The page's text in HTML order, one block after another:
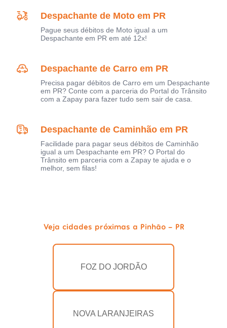
Despachante de Moto em PR
Pague seus débitos de Moto igual a um
Despachante em PR em até 12x!
Despachante de Carro em PR
Precisa pagar débitos de Carro em um Despachante
em PR? Conte com a parceria do Portal do Trânsito
com a Zapay para fazer tudo sem sair de casa.
Despachante de Caminhão em PR
Facilidade para pagar seus débitos de Caminhão
igual a um Despachante em PR? O Portal do
Trânsito em parceria com a Zapay te ajuda e o
melhor, sem filas!
Veja cidades próximas a Pinhão - PR
FOZ DO JORDÃO
NOVA LARANJEIRAS